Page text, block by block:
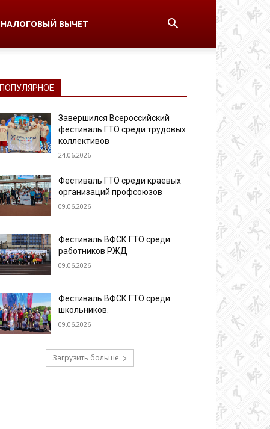
НАЛОГОВЫЙ ВЫЧЕТ
ПОПУЛЯРНОЕ
Завершился Всероссийский
фестиваль ГТО среди трудовых
коллективов
24.06.2026
Фестиваль ГТО среди краевых
организаций профсоюзов
09.06.2026
Фестиваль ВФСК ГТО среди
работников РЖД
09.06.2026
Фестиваль ВФСК ГТО среди
школьников.
09.06.2026
Загрузить больше